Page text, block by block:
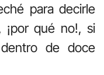
para decirle
¡por qué no!, si
de doce